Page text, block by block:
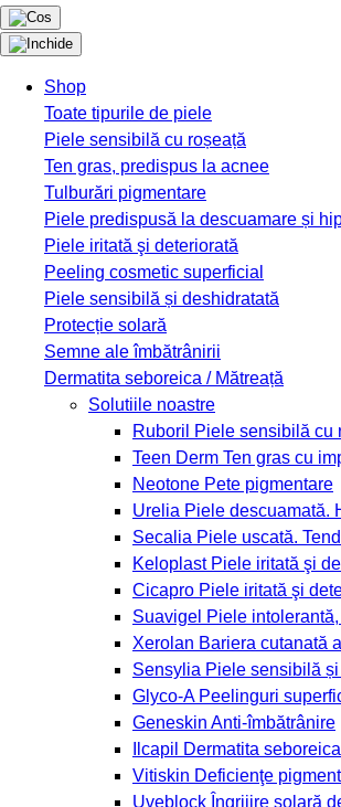
Shop
Toate tipurile de piele
Piele sensibilă cu roșeață
Ten gras, predispus la acnee
Tulburări pigmentare
Piele predispusă la descuamare și
Piele iritată şi deteriorată
Peeling cosmetic superficial
Piele sensibilă și deshidratată
Protecție solară
Semne ale îmbătrânirii
Dermatita seboreica / Mătreață
Solutiile noastre
Ruboril
Piele sensibilă cu
Teen Derm Ten gras cu
Neotone Pete pigmentare
Urelia Piele descuamată.
Secalia Piele uscată.
Keloplast Piele iritată şi
Cicapro Piele iritată şi
Suavigel Piele
Xerolan Bariera cutanată
Sensylia Piele sensibilă
Glyco-A Peelinguri
Geneskin Anti-îmbătrânire
Ilcapil
Dermatita
Vitiskin Deficienţe
Uveblock Îngrijire solară